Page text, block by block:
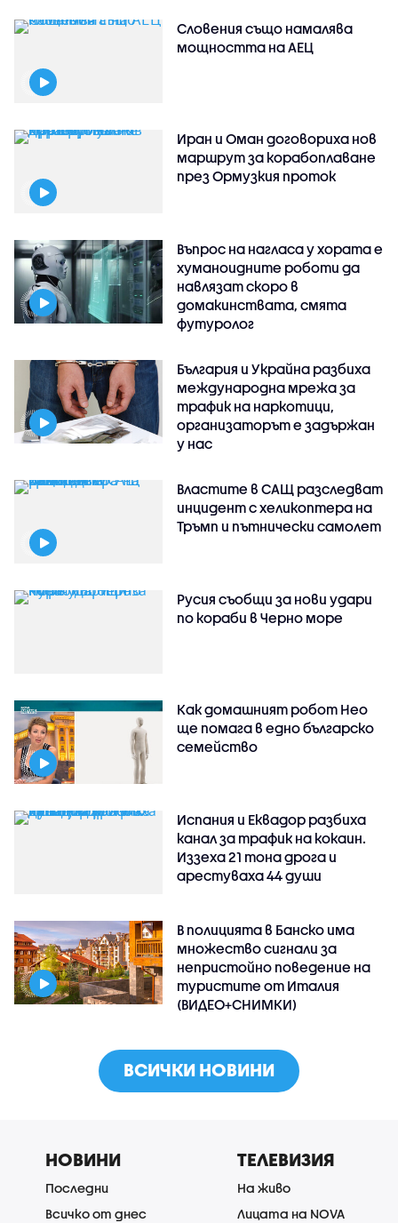
Словения също намалява
мощността на АЕЦ
Иран и Оман договориха нов
маршрут за корабоплаване
през Ормузкия проток
Въпрос на нагласа у хората е
хуманоидните роботи да
навлязат скоро в
домакинствата, смята
футуролог
България и Украйна разбиха
международна мрежа за
трафик на наркотици,
организаторът е задържан
у нас
Властите в САЩ разследват
инцидент с хеликоптера на
Тръмп и пътнически самолет
Русия съобщи за нови удари
по кораби в Черно море
Как домашният робот Нео
ще помага в едно българско
семейство
Испания и Еквадор разбиха
канал за трафик на кокаин.
Иззеха 21 тона дрога и
арестуваха 44 души
В полицията в Банско има
множество сигнали за
непристойно поведение на
туристите от Италия
(ВИДЕО+СНИМКИ)
ВСИЧКИ НОВИНИ
НОВИНИ
Последни
Всичко от днес
ТЕЛЕВИЗИЯ
На живо
Лицата на NOVA